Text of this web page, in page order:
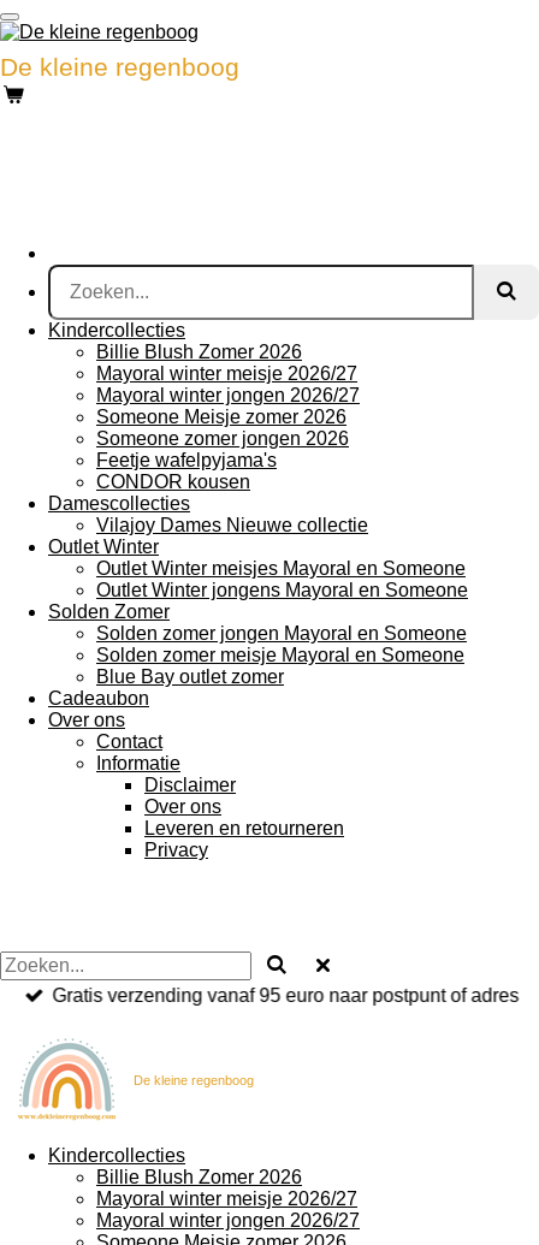
Ga
direct
naar
de
hoofdinhoud
De kleine regenboog
Kindercollecties
Billie Blush Zomer 2026
Mayoral winter meisje 2026/27
Mayoral winter jongen 2026/27
Someone Meisje zomer 2026
Someone zomer jongen 2026
Feetje wafelpyjama's
CONDOR kousen
Damescollecties
Vilajoy Dames Nieuwe collectie
Outlet Winter
Outlet Winter meisjes Mayoral en Someone
Outlet Winter jongens Mayoral en Someone
Solden Zomer
Solden zomer jongen Mayoral en Someone
Solden zomer meisje Mayoral en Someone
Blue Bay outlet zomer
Cadeaubon
Over ons
Contact
Informatie
Disclaimer
Over ons
Leveren en retourneren
Privacy
Gratis verzending vanaf 95 euro naar postpunt of adres
De kleine regenboog
Kindercollecties
Billie Blush Zomer 2026
Mayoral winter meisje 2026/27
Mayoral winter jongen 2026/27